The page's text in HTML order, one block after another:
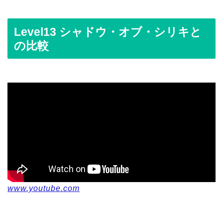
Level13 シャドウ・オブ・シリキと
の比較
www.youtube.com